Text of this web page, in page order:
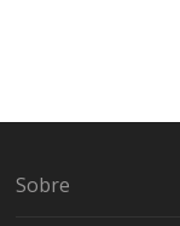
Sobre